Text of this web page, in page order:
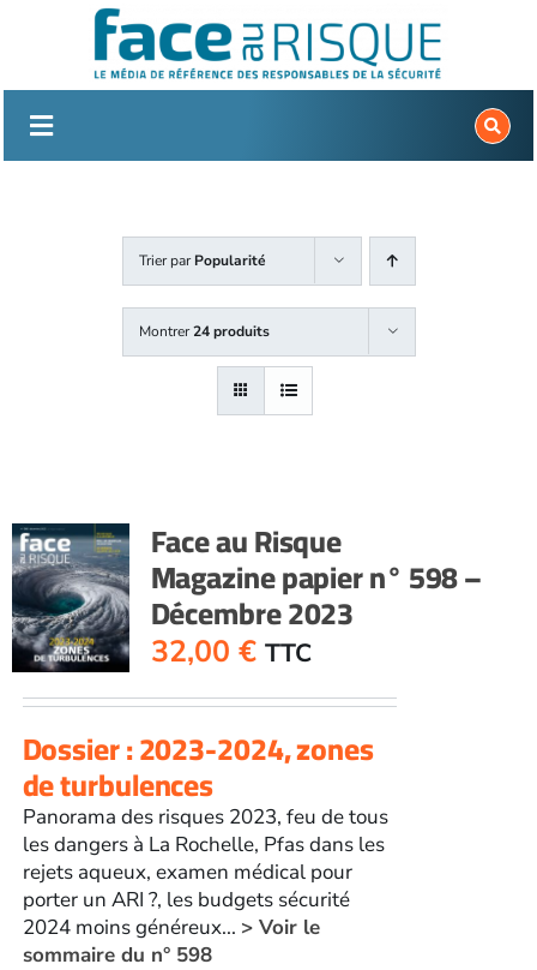
Trier parPopularité
Montrer24 produits
Face au Risque
Magazine papier n° 598 –
Décembre 2023
32,00 € TTC
Dossier : 2023-2024, zones
de turbulences
Panorama des risques 2023, feu de tous
les dangers à La Rochelle, Pfas dans les
rejets aqueux, examen médical pour
porter un ARI ?, les budgets sécurité
2024 moins généreux... > Voir le
sommaire du n° 598